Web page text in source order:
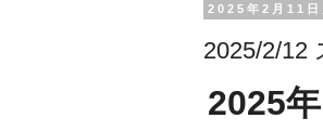
2025年2月11日
2025/2/12
2025